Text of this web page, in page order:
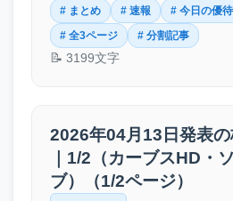
# まとめ # 速報 # 今日の優待
# 全3ページ # 分割記事
📝 3199文字
2026年04月13日発表
｜1/2（カーブスHD・
ブ）（1/2ページ）